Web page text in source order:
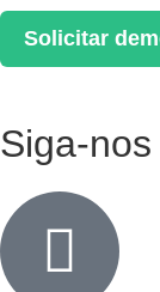
Solicitar
Siga-nos